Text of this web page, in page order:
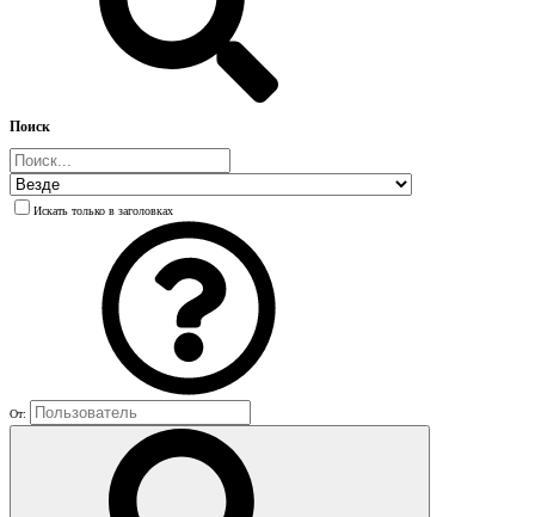
Поиск
Искать только в заголовках
От: